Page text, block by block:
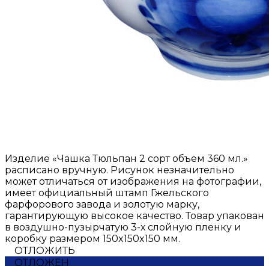
Изделие «Чашка Тюльпан 2 сорт объем 360 мл.»
расписано вручную. Рисунок незначительно
может отличаться от изображения на фотографии,
имеет официальный штамп Гжельского
фарфорового завода и золотую марку,
гарантирующую высокое качество. Товар упакован
в воздушно-пузырчатую 3-х слойную пленку и
коробку размером 150x150x150 мм.
ОТЛОЖИТЬ
ОТЛОЖЕН